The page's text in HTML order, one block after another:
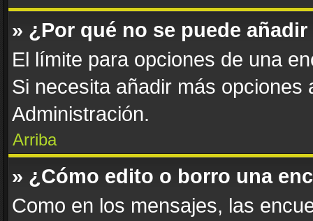
» ¿Por qué no se puede
El límite para opciones de una
Si necesita añadir más
Administración.
Arriba
» ¿Cómo edito o borro una
Como en los mensajes, las